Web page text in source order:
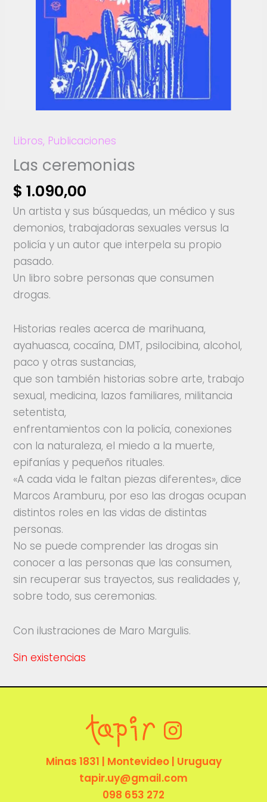
Libros, Publicaciones
Las ceremonias
$ 1.090,00
Un artista y sus búsquedas, un médico y sus
demonios, trabajadoras sexuales versus la
policía y un autor que interpela su propio
pasado.
Un libro sobre personas que consumen
drogas.
Historias reales acerca de marihuana,
ayahuasca, cocaína, DMT, psilocibina, alcohol,
paco y otras sustancias,
que son también historias sobre arte, trabajo
sexual, medicina, lazos familiares, militancia
setentista,
enfrentamientos con la policía, conexiones
con la naturaleza, el miedo a la muerte,
epifanías y pequeños rituales.
«A cada vida le faltan piezas diferentes», dice
Marcos Aramburu, por eso las drogas ocupan
distintos roles en las vidas de distintas
personas.
No se puede comprender las drogas sin
conocer a las personas que las consumen,
sin recuperar sus trayectos, sus realidades y,
sobre todo, sus ceremonias.
Con ilustraciones de Maro Margulis.
Sin existencias
Minas 1831 | Montevideo | Uruguay
tapir.uy@gmail.com
098 653 272